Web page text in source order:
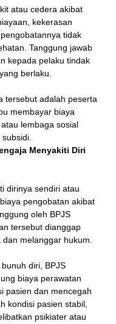
atau cedera akibat
kekerasan
tidak
Tanggung jawab
kepada pelaku tindak
berlaku.
tersebut adalah peserta
membayar biaya
lembaga sosial
Menyakiti Diri
dirinya sendiri atau
pengobatan akibat
oleh BPJS
tersebut dianggap
melanggar hukum.
diri, BPJS
biaya perawatan
pasien dan mencegah
kondisi pasien stabil,
psikiater atau